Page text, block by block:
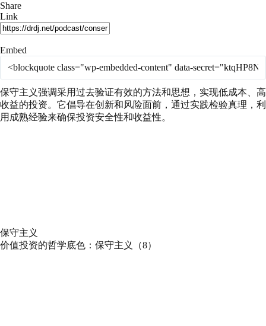
Share
Link
Embed
保守主义强调采用过去验证有效的方法和思想，实现低成本、高
收益的投资。它倡导在创新和风险面前，通过实践检验真理，利
用成熟经验来确保投资安全性和收益性。
保守主义
价值投资的哲学底色：保守主义（8）